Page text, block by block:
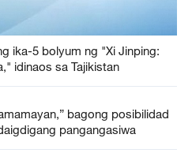
ika-5 bolyum ng "Xi Jinping:
idinaos sa Tajikistan
bagong posibilidad
pangangasiwa